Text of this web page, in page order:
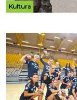
Kultura